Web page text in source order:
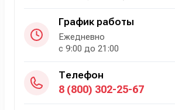
График работы
Ежедневно
с 9:00 до 21:00
Телефон
8 (800) 302-25-67